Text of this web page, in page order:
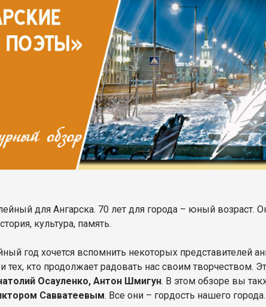
для Ангарска. 70 лет для города – юный возраст.
культура, память.
год хочется вспомнить некоторых представителей
тех, кто продолжает радовать нас своим творчеством.
Осауленко, Антон Шмигун. В этом обзоре вы
Савватеевым. Все они – гордость нашего города.